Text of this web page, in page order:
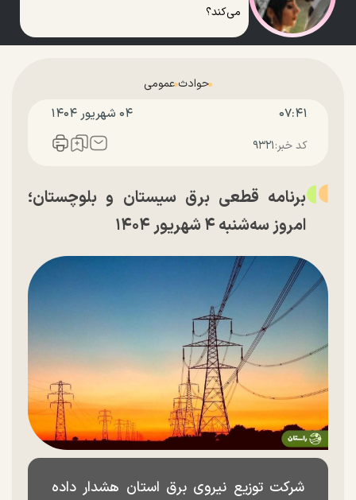
می‌کند؟
حوادث عمومی
۰۷:۴۱ ۰۴ شهريور ۱۴۰۴
کد خبر:۹۳۲۱
برنامه قطعی برق سیستان و بلوچستان؛
امروز سه‌شنبه ۴ شهریور ۱۴۰۴
شرکت توزیع نیروی برق استان هشدار داده